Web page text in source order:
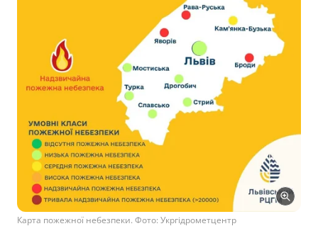
Карта пожежної небезпеки. Фото: Укргідрометцентр